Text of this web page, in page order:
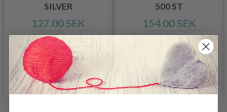
SILVER
127.00 SEK
Lägg till varukorgen
500 ST
154.00 SEK
Lägg till varukorgen